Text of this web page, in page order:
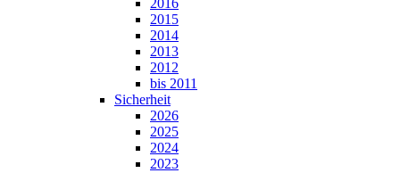
2016
2015
2014
2013
2012
bis 2011
Sicherheit
2026
2025
2024
2023